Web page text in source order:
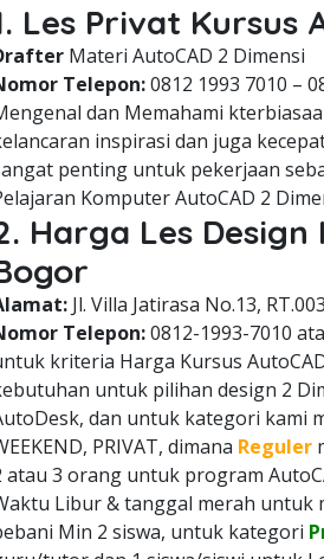
Les Privat Kursus
Materi AutoCAD 2 Dimensi
Telepon:0812 1993 7010 –
dan Memahami
inspirasi dan juga
penting untuk pekerjaan
Komputer AutoCAD 2
Harga Les Design
Jl. Villa Jatirasa No.13,
Telepon:0812-1993-7010
kriteria Harga Kursus
untuk pilihan design 2
dan untuk kategori kami
PRIVAT, dimana Reguler
atau 3 orang untuk program
Libur & tanggal merah untuk
Min 2 siswa, untuk kategori